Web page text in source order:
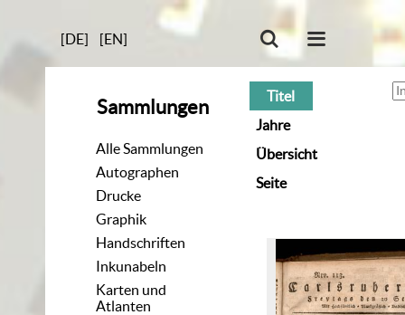
[DE] [EN]
Sammlungen
Alle Sammlungen
Autographen
Drucke
Graphik
Handschriften
Inkunabeln
Karten und
Atlanten
Titel
Jahre
Übersicht
Seite